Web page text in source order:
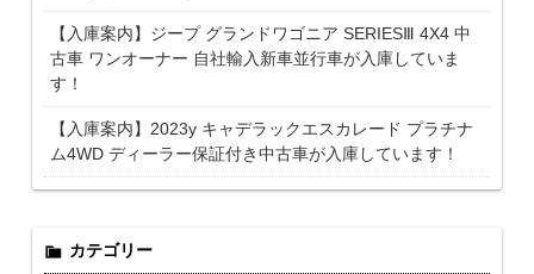
【入庫案内】ジープ グランドワゴニア SERIESⅢ 4X4 中
古車 ワンオーナー 自社輸入新車並行車が入庫していま
す！
【入庫案内】2023y キャデラックエスカレード プラチナ
ム4WD ディーラー保証付き中古車が入庫しています！
カテゴリー